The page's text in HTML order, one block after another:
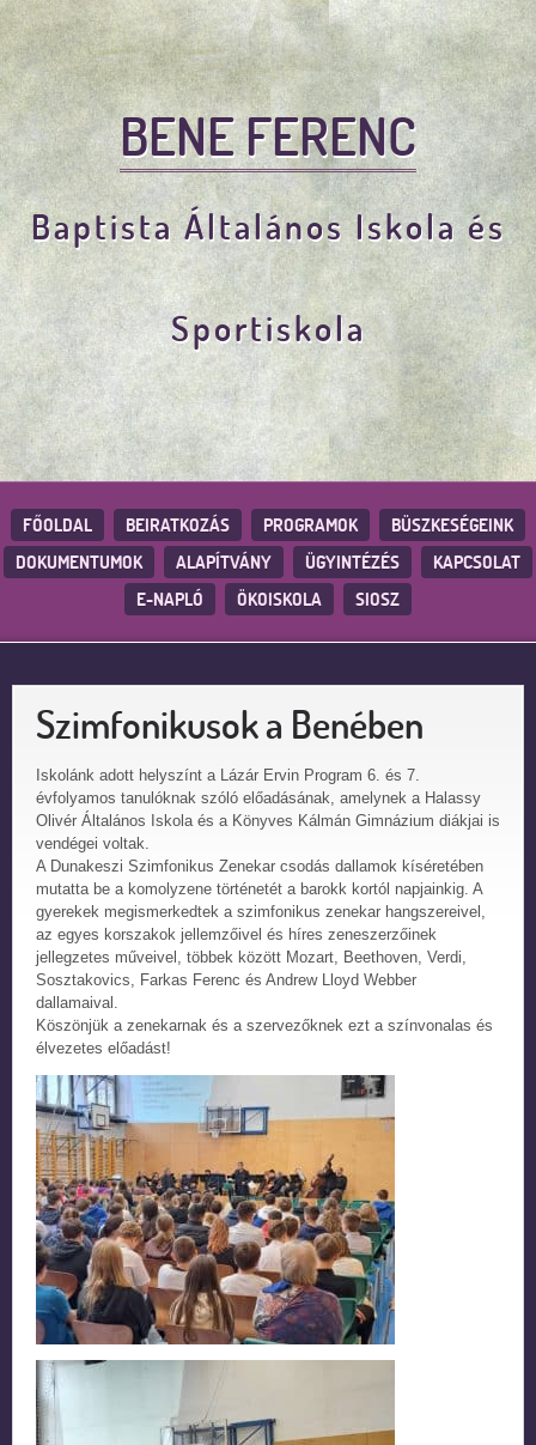
BENE FERENC
Baptista Általános Iskola és
Sportiskola
FŐOLDAL BEIRATKOZÁS PROGRAMOK
BÜSZKESÉGEINK
DOKUMENTUMOK
ALAPÍTVÁNY ÜGYINTÉZÉS
KAPCSOLAT
E-NAPLÓ
ÖKOISKOLA SIOSZ
Szimfonikusok a Benében
Iskolánk adott helyszínt a Lázár Ervin Program 6. és 7.
évfolyamos tanulóknak szóló előadásának, amelynek a Halassy
Olivér Általános Iskola és a Könyves Kálmán Gimnázium diákjai is
vendégei voltak.
A Dunakeszi Szimfonikus Zenekar csodás dallamok kíséretében
mutatta be a komolyzene történetét a barokk kortól napjainkig. A
gyerekek megismerkedtek a szimfonikus zenekar hangszereivel,
az egyes korszakok jellemzőivel és híres zeneszerzőinek
jellegzetes műveivel, többek között Mozart, Beethoven, Verdi,
Sosztakovics, Farkas Ferenc és Andrew Lloyd Webber
dallamaival.
Köszönjük a zenekarnak és a szervezőknek ezt a színvonalas és
élvezetes előadást!